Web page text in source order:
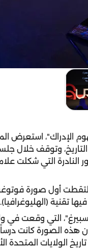
الإدراك"، استعرض
وتوقف خلال
النادرة التي شكلت
توماس لوبيز في بداية جلسته: "في العام
تقنية (الهليوغرافيا).
التي وقعت في
شخص، مشيراً إلى أن هذه
الولايات المتحدة